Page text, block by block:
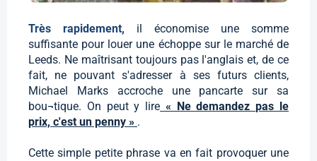
Très rapidement, il économise une somme
suffisante pour louer une échoppe sur le marché de
Leeds. Ne maîtrisant toujours pas l'anglais et, de ce
fait, ne pouvant s'adresser à ses futurs clients,
Michael Marks accroche une pancarte sur sa
bou¬tique. On peut y lire « Ne demandez pas le
prix, c'est un penny » .
Cette simple petite phrase va en fait provoquer une